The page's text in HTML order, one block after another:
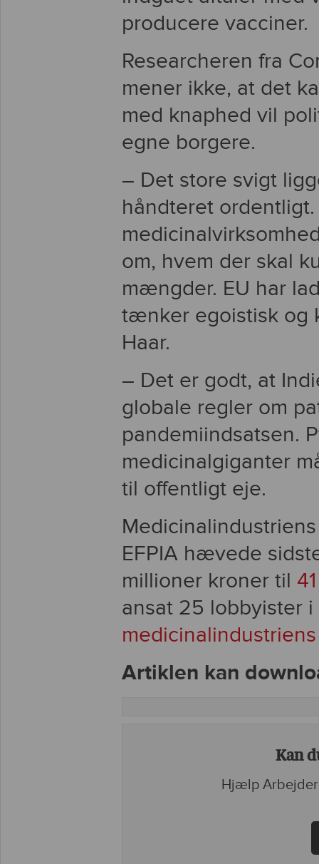
producere vacciner.
Researcheren fra
mener ikke, at det
med knaphed vil
egne borgere.
– Det store svigt
håndteret
om, hvem der skal
mængder. EU har
tænker egoistisk og
Haar.
– Det er godt, at
globale regler om
pandemiindsatsen.
medicinalgiganter
til offentligt eje.
EFPIA hævede
millioner kroner til
ansat 25 lobbyister
Artiklen kan
Kan
Hjælp